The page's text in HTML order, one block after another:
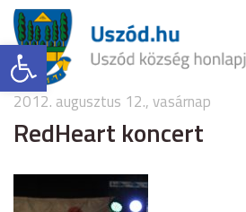
Eszköztár megnyitása
2012. augusztus 12., vasárnap
RedHeart koncert